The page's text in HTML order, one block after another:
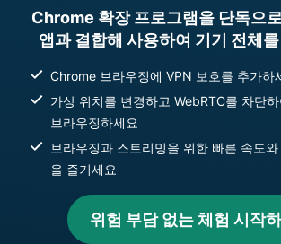
Chrome 확장 프로그램을 단독으
앱과 결합해 사용하여 기기 전체
Chrome 브라우징에 VPN 보호를 추가하
가상 위치를 변경하고 WebRTC를 차단
브라우징하세요
브라우징과 스트리밍을 위한 빠른 속도
을 즐기세요
위험 부담 없는 체험 시작하